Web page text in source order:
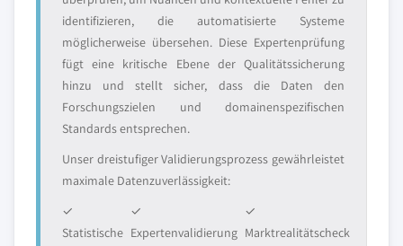
identifizieren, die automatisierte Systeme
möglicherweise übersehen. Diese Expertenprüfung
fügt eine kritische Ebene der Qualitätssicherung
hinzu und stellt sicher, dass die Daten den
Forschungszielen und domainenspezifischen
Standards entsprechen.
Unser dreistufiger Validierungsprozess gewährleistet
maximale Datenzuverlässigkeit:
✓
Statistische
✓
Expertenvalidierung
✓
Marktrealitätscheck